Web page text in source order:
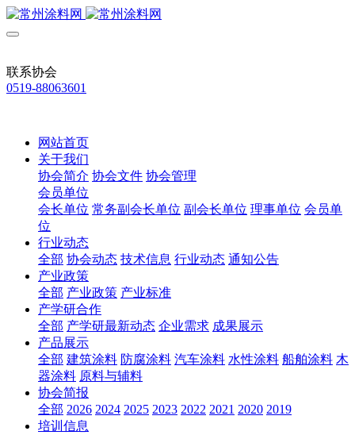
联系协会
0519-88063601
网站首页
关于我们
协会简介 协会文件 协会管理
会员单位
会长单位 常务副会长单位 副会长单位 理事单位 会员单
位
行业动态
全部 协会动态 技术信息 行业动态 通知公告
产业政策
全部 产业政策 产业标准
产学研合作
全部 产学研最新动态 企业需求 成果展示
产品展示
全部 建筑涂料 防腐涂料 汽车涂料 水性涂料 船舶涂料 木
器涂料 原料与辅料
协会简报
全部 2026 2024 2025 2023 2022 2021 2020 2019
培训信息